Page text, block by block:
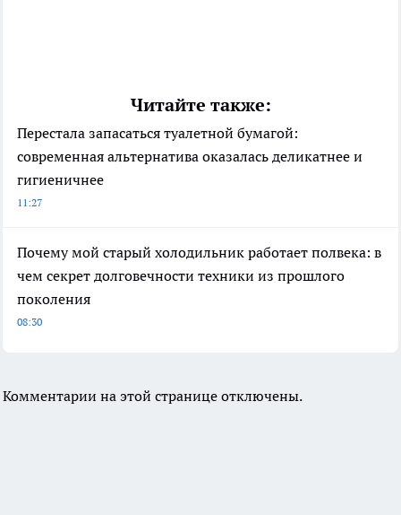
Читайте также:
Перестала запасаться туалетной бумагой:
современная альтернатива оказалась деликатнее и
гигиеничнее
11:27
Почему мой старый холодильник работает полвека: в
чем секрет долговечности техники из прошлого
поколения
08:30
Комментарии на этой странице отключены.